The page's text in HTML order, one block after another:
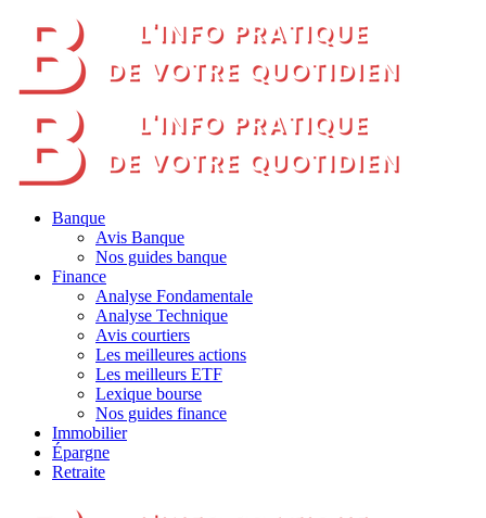
Banque
Avis Banque
Nos guides banque
Finance
Analyse Fondamentale
Analyse Technique
Avis courtiers
Les meilleures actions
Les meilleurs ETF
Lexique bourse
Nos guides finance
Immobilier
Épargne
Retraite